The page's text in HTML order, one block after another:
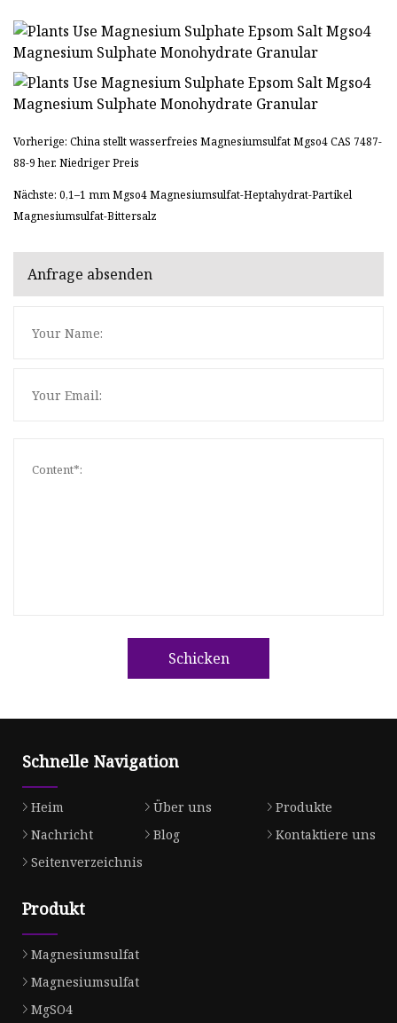
Vorherige: China stellt wasserfreies Magnesiumsulfat Mgso4 CAS 7487-
88-9 her. Niedriger Preis
Nächste: 0,1–1 mm Mgso4 Magnesiumsulfat-Heptahydrat-Partikel
Magnesiumsulfat-Bittersalz
Anfrage absenden
Schicken
Schnelle Navigation
Heim Über uns
Produkte
Nachricht
Blog
Kontaktiere uns
Seitenverzeichnis
Produkt
Magnesiumsulfat
Magnesiumsulfat
MgSO4